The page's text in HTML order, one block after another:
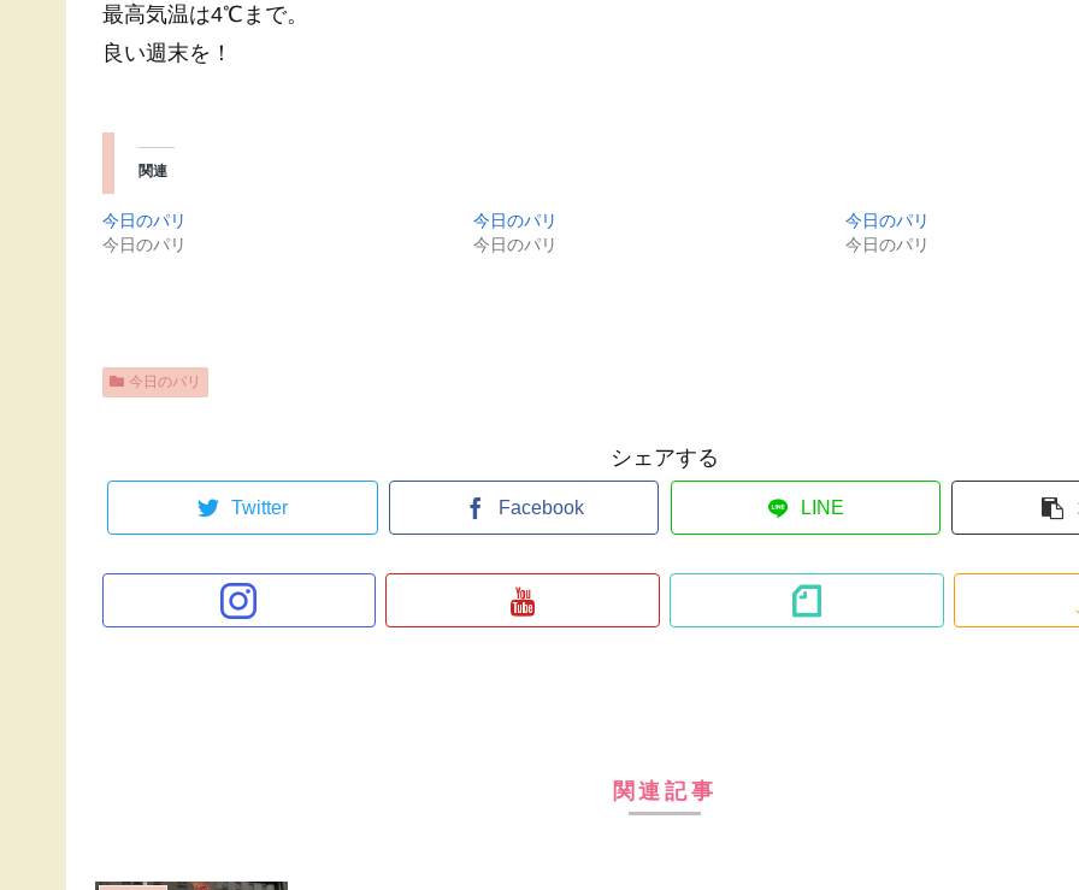
最高気温は4℃まで。
良い週末を！
関連
今日のパリ
今日のパリ
今日のパリ
今日のパリ
今日のパリ
今日のパリ
今日のパリ
シェアする
Twitter Facebook LINE
関連記事